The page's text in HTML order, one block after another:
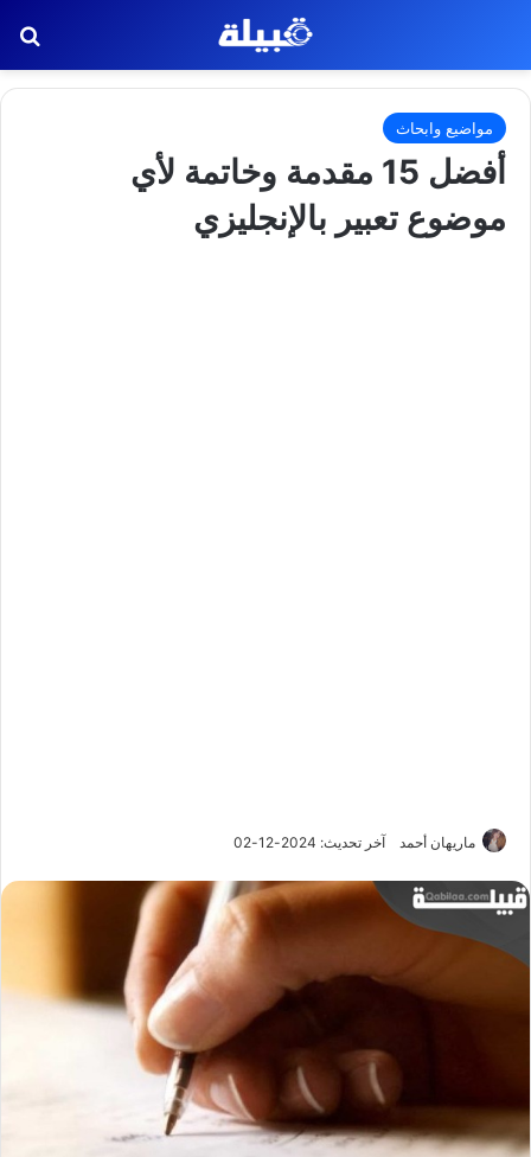
مواضيع وابحاث
أفضل 15 مقدمة وخاتمة لأي
موضوع تعبير بالإنجليزي
ماريهان أحمد آخر تحديث: 2024-12-02